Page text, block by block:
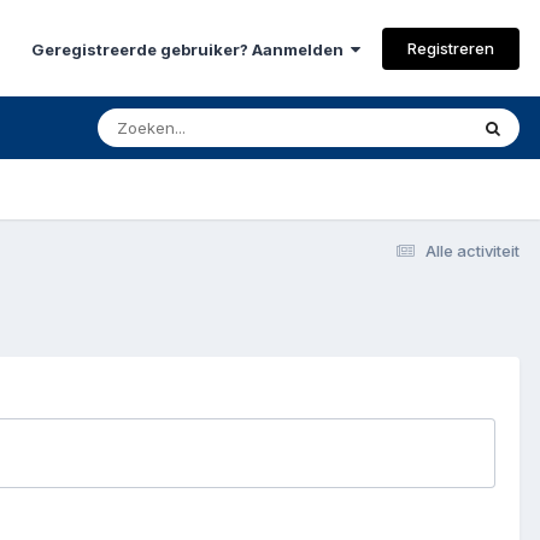
Geregistreerde gebruiker? Aanmelden Registreren
Alle activiteit